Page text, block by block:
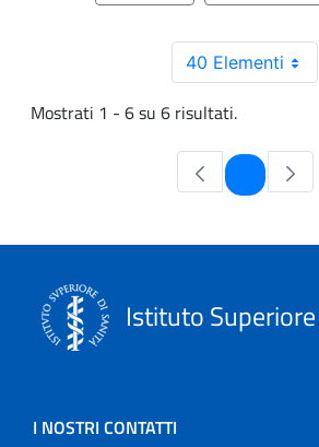
40 Elementi
Mostrati 1 - 6 su 6 risultati.
Pagina
Istituto
I NOSTRI CONTATTI